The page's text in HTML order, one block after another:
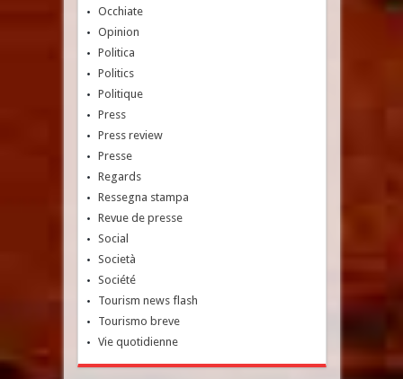
Occhiate
Opinion
Politica
Politics
Politique
Press
Press review
Presse
Regards
Ressegna stampa
Revue de presse
Social
Società
Société
Tourism news flash
Tourismo breve
Vie quotidienne